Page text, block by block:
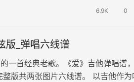
6.9K 0
版_弹唱六线谱
一首经典老歌。《爱》吉他弹唱谱
版共两张图片六线谱。 以吉他作为